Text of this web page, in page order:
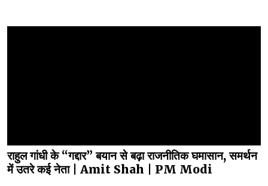
राहुल गांधी के “गद्दार” बयान से बढ़ा राजनीतिक घमासान, समर्थन
में उतरे कई नेता | Amit Shah | PM Modi